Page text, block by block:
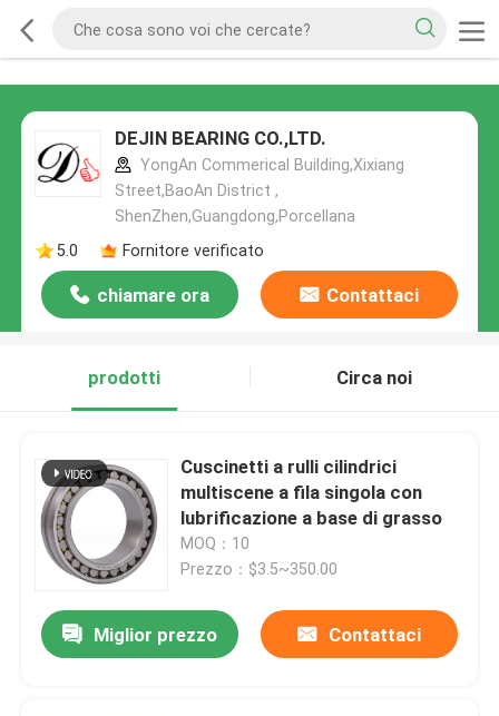
DEJIN BEARING CO.,LTD.
YongAn Commerical Building,Xixiang
Street,BaoAn District ,
ShenZhen,Guangdong,Porcellana
5.0
Fornitore verificato
chiamare ora Contattaci
prodotti Circa noi
Cuscinetti a rulli cilindrici
multiscene a fila singola con
lubrificazione a base di grasso
MOQ：10
Prezzo：$3.5~350.00
Miglior prezzo Contattaci